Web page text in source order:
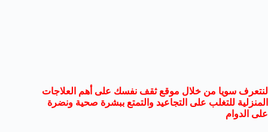
لنتعرف سويا من خلال موقع ثقف نفسك على أهم العلاجات
المنزلية للتغلب على التجاعيد والتمتع ببشرة صحية ونضرة
على الدوام